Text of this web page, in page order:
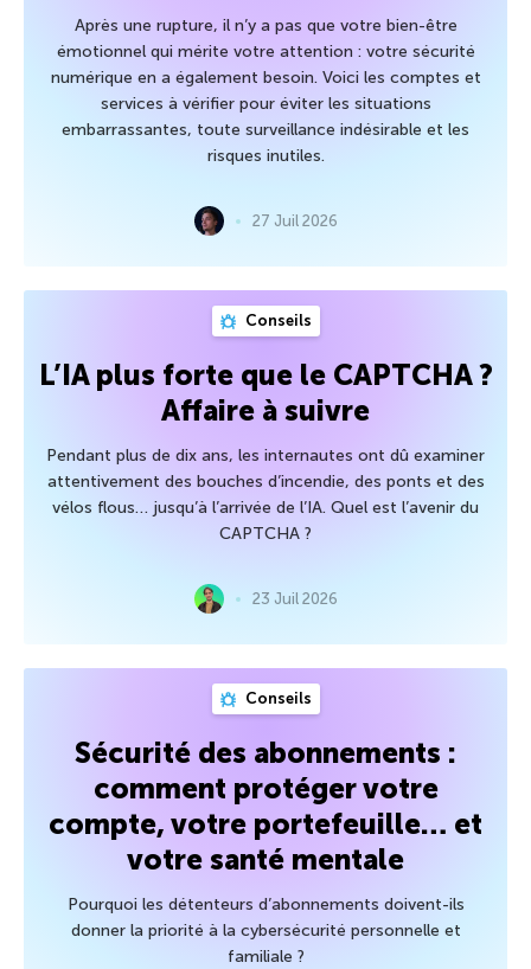
Après une rupture, il n’y a pas que votre bien-être
émotionnel qui mérite votre attention : votre sécurité
numérique en a également besoin. Voici les comptes et
services à vérifier pour éviter les situations
embarrassantes, toute surveillance indésirable et les
risques inutiles.
27 Juil 2026
Conseils
L’IA plus forte que le CAPTCHA ?
Affaire à suivre
Pendant plus de dix ans, les internautes ont dû examiner
attentivement des bouches d’incendie, des ponts et des
vélos flous… jusqu’à l’arrivée de l’IA. Quel est l’avenir du
CAPTCHA ?
23 Juil 2026
Conseils
Sécurité des abonnements :
comment protéger votre
compte, votre portefeuille… et
votre santé mentale
Pourquoi les détenteurs d’abonnements doivent-ils
donner la priorité à la cybersécurité personnelle et
familiale ?